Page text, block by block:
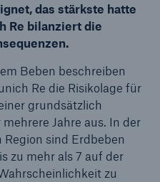
das stärkste hatte
Re bilanziert die
Beben beschreiben
Re die Risikolage für
grundsätzlich
Jahre aus. In der
sind Erdbeben
zu mehr als 7 auf der
zu